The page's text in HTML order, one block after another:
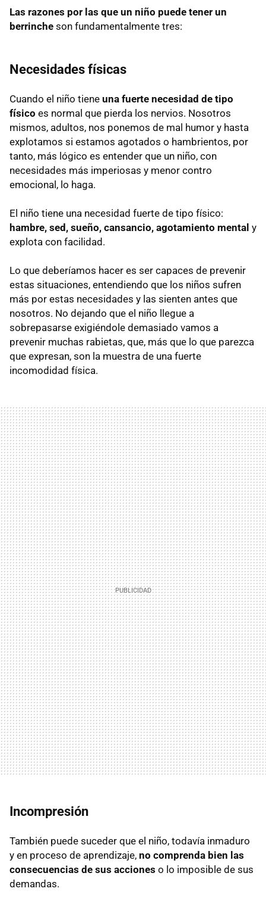
Las razones por las que un niño puede tener un
berrinche son fundamentalmente tres:
Necesidades físicas
Cuando el niño tiene una fuerte necesidad de tipo
físico es normal que pierda los nervios. Nosotros
mismos, adultos, nos ponemos de mal humor y hasta
explotamos si estamos agotados o hambrientos, por
tanto, más lógico es entender que un niño, con
necesidades más imperiosas y menor contro
emocional, lo haga.
El niño tiene una necesidad fuerte de tipo físico:
hambre, sed, sueño, cansancio, agotamiento mental y
explota con facilidad.
Lo que deberíamos hacer es ser capaces de prevenir
estas situaciones, entendiendo que los niños sufren
más por estas necesidades y las sienten antes que
nosotros. No dejando que el niño llegue a
sobrepasarse exigiéndole demasiado vamos a
prevenir muchas rabietas, que, más que lo que parezca
que expresan, son la muestra de una fuerte
incomodidad física.
Incompresión
También puede suceder que el niño, todavía inmaduro
y en proceso de aprendizaje, no comprenda bien las
consecuencias de sus acciones o lo imposible de sus
demandas.